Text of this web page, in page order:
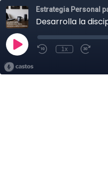
Estrategia Personal
Desarrolla la
1x